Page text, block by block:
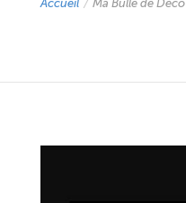
Accueil / Ma Bulle de Déco